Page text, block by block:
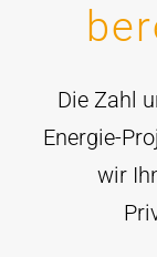
Angebot
Die Zahl
Energie-
wir